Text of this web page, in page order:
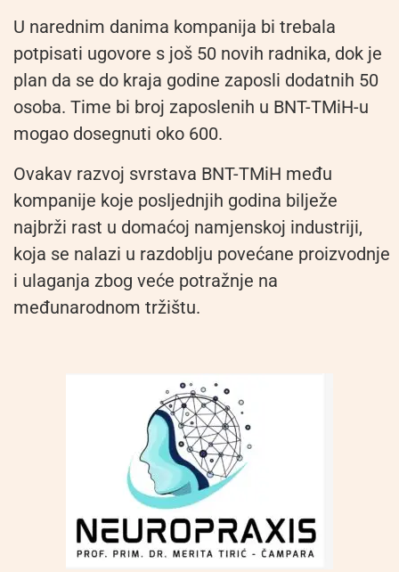
U narednim danima kompanija bi trebala
potpisati ugovore s još 50 novih radnika, dok je
plan da se do kraja godine zaposli dodatnih 50
osoba. Time bi broj zaposlenih u BNT-TMiH-u
mogao dosegnuti oko 600.
Ovakav razvoj svrstava BNT-TMiH među
kompanije koje posljednjih godina bilježe
najbrži rast u domaćoj namjenskoj industriji,
koja se nalazi u razdoblju povećane proizvodnje
i ulaganja zbog veće potražnje na
međunarodnom tržištu.